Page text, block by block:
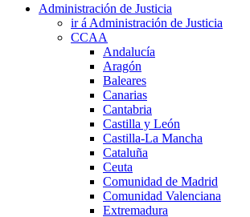
Administración de Justicia
ir á Administración de Justicia
CCAA
Andalucía
Aragón
Baleares
Canarias
Cantabria
Castilla y León
Castilla-La Mancha
Cataluña
Ceuta
Comunidad de Madrid
Comunidad Valenciana
Extremadura